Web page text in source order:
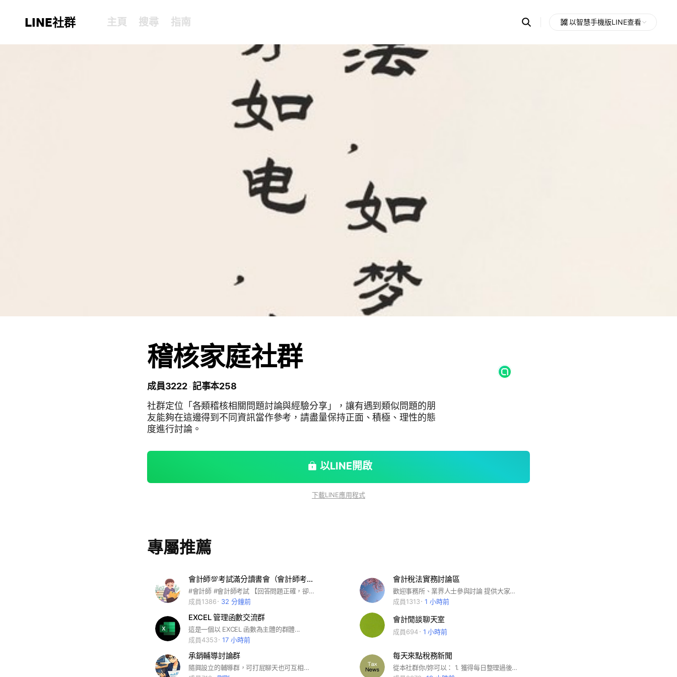
LINE社群 主頁 搜尋 指南 Search
OpenChats
messages
search
以智慧手機版LINE查看
稽核家庭社群
成員3222 記事本258
社群定位「各類稽核相關問題討論與經驗分享」，讓有遇到類似問題的朋
友能夠在這邊得到不同資訊當作參考，請盡量保持正面、積極、理性的態
度進行討論。
以LINE開啟
下載LINE應用程式
專屬推薦
會計師💯考試滿分讀書會（會計師考試各科皆可討論）
#會計師 #會計師考試 【回答問題正確，卻未通過，請重新申請喔】 這是屬於會計師考試考生的群組，禁止商業行為! #勿po與會計師考試無關資訊或廣告 7科皆可以討論喲！
成員1386
32 分鐘前
會計稅法實務討論區
歡迎事務所、業界人士參與討論 提供大家一個互相交流的平台
成員1313
1 小時前
EXCEL 管理函數交流群
這是一個以 EXCEL 函數為主體的群體...
成員4353
17 小時前
會計閒談聊天室
成員694 1 小時前
承銷輔導討論群
隨興設立的輔導群，可打屁聊天也可互相交流工作群
每天來點稅務新聞
從本社群你/妳可以： 1. 獲得每日整理過後的最新稅務資訊。 2. 透過群友即時解決你/妳遇到的稅務問題。 3.找會計師提供工商、記帳報稅、財稅務簽證等